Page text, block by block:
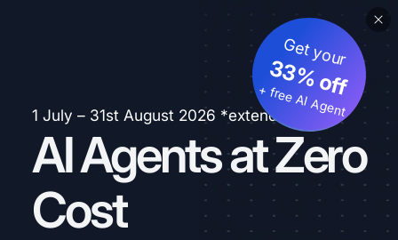
1 July – 31st August 2026 *extended
AI Agents at Zero
Cost
Get your
33% off
+ free AI Agent